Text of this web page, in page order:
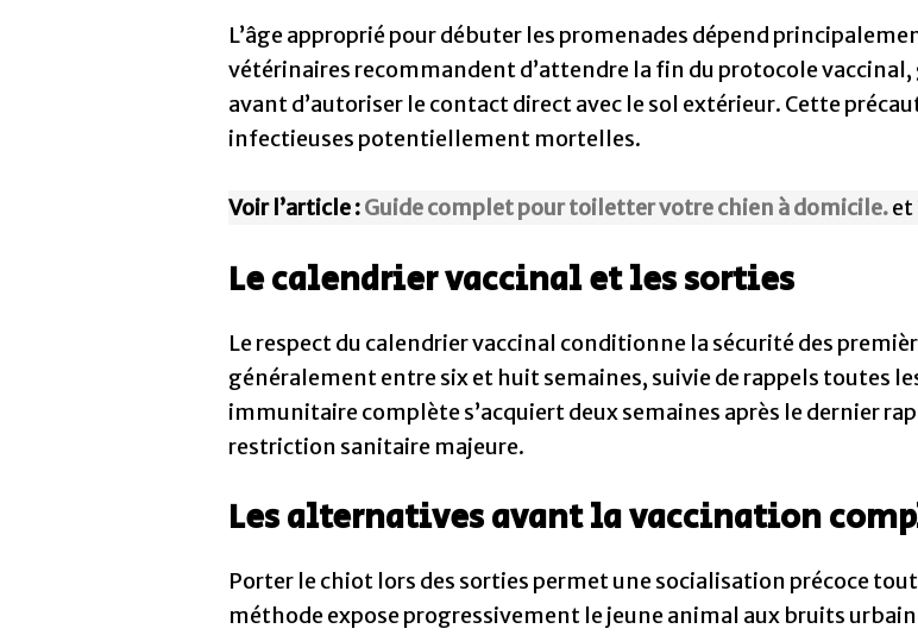
L’âge approprié pour débuter les promenades dépend
vétérinaires recommandent d’attendre la fin du protocole
avant d’autoriser le contact direct avec le sol extérieur. Cette
infectieuses potentiellement mortelles.
Voir l’article :Guide complet pour toiletter votre chien à domicile.et
Le calendrier vaccinal et les sorties
Le respect du calendrier vaccinal conditionne la sécurité des
généralement entre six et huit semaines, suivie de rappels toutes
immunitaire complète s’acquiert deux semaines après le dernier
restriction sanitaire majeure.
Les alternatives avant la vaccination
Porter le chiot lors des sorties permet une socialisation précoce
méthode expose progressivement le jeune animal aux bruits